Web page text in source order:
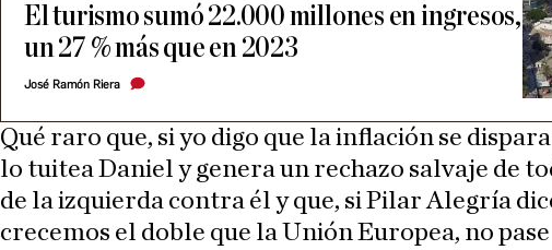
El turismo sumó 22.000 millones en ingresos,
un 27 % más que en 2023
José Ramón Riera
Qué raro que, si yo digo que la inflación se dispara
lo tuitea Daniel y genera un rechazo salvaje de
de la izquierda contra él y que, si Pilar Alegría
crecemos el doble que la Unión Europea, no pase